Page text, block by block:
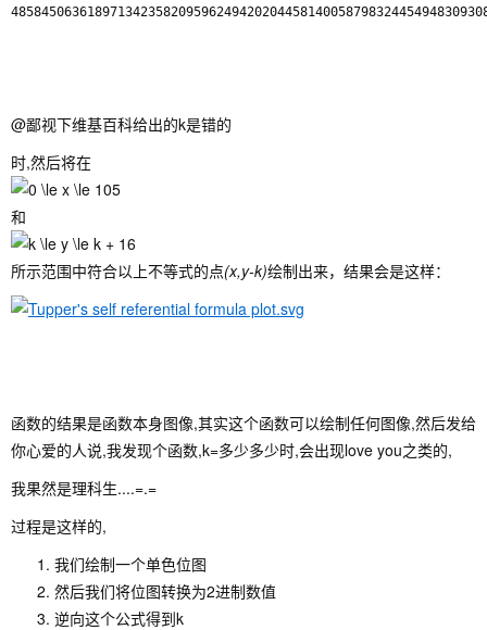
@鄙视下维基百科给出的k是错的
时,然后将在
和
所示范围中符合以上不等式的点(x,y-k)绘制出来，结果会是这样：
函数的结果是函数本身图像,其实这个函数可以绘制任何图像,然后发给
你心爱的人说,我发现个函数,k=多少多少时,会出现love you之类的,
我果然是理科生....=.=
过程是这样的,
我们绘制一个单色位图
然后我们将位图转换为2进制数值
逆向这个公式得到k